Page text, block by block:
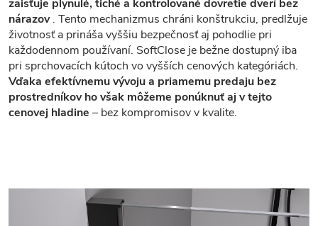
zaisťuje plynulé, tiché a kontrolované dovretie dverí bez
nárazov. Tento mechanizmus chráni konštrukciu, predlžuje
životnosť a prináša vyššiu bezpečnosť aj pohodlie pri
každodennom používaní. SoftClose je bežne dostupný iba
pri sprchovacích kútoch vo vyšších cenových kategóriách.
Vďaka efektívnemu vývoju a priamemu predaju bez
prostredníkov ho však môžeme ponúknuť aj v tejto
cenovej hladine – bez kompromisov v kvalite.